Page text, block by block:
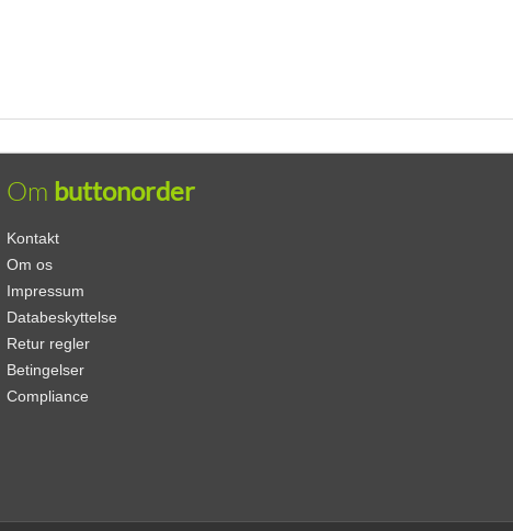
Om buttonorder
Kontakt
Om os
Impressum
Databeskyttelse
Retur regler
Betingelser
Compliance